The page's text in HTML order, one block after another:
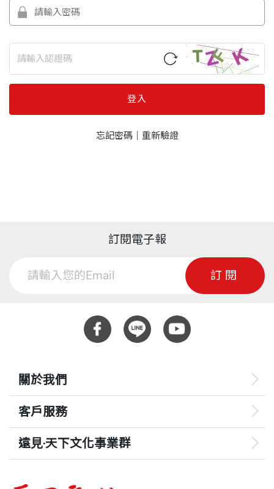
登入
忘記密碼｜ 重新驗證
訂閱電子報
訂閱
關於我們
客戶服務
遠見‧天下文化事業群